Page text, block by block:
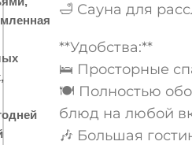
🛁 Сауна для
**Удобства:**
🛌 Просторные
🍽️ Полностью
блюд на любой
🎶 Большая